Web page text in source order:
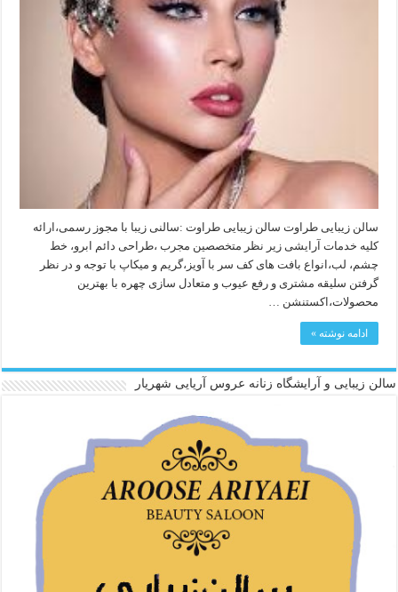
سالن زیبایی طراوت سالن زیبایی طراوت :سالنی زیبا با مجوز رسمی،ارائه
کلیه خدمات آرایشی زیر نظر متخصصین مجرب ،طراحی دائم ابرو، خط
چشم، لب،انواع بافت های کف سر با آویز،گریم و میکاپ با توجه و در نظر
گرفتن سلیقه مشتری و رفع عیوب و متعادل سازی چهره با بهترین
محصولات،اکستنشن …
ادامه نوشته »
سالن زیبایی و آرایشگاه زنانه عروس آریایی شهریار